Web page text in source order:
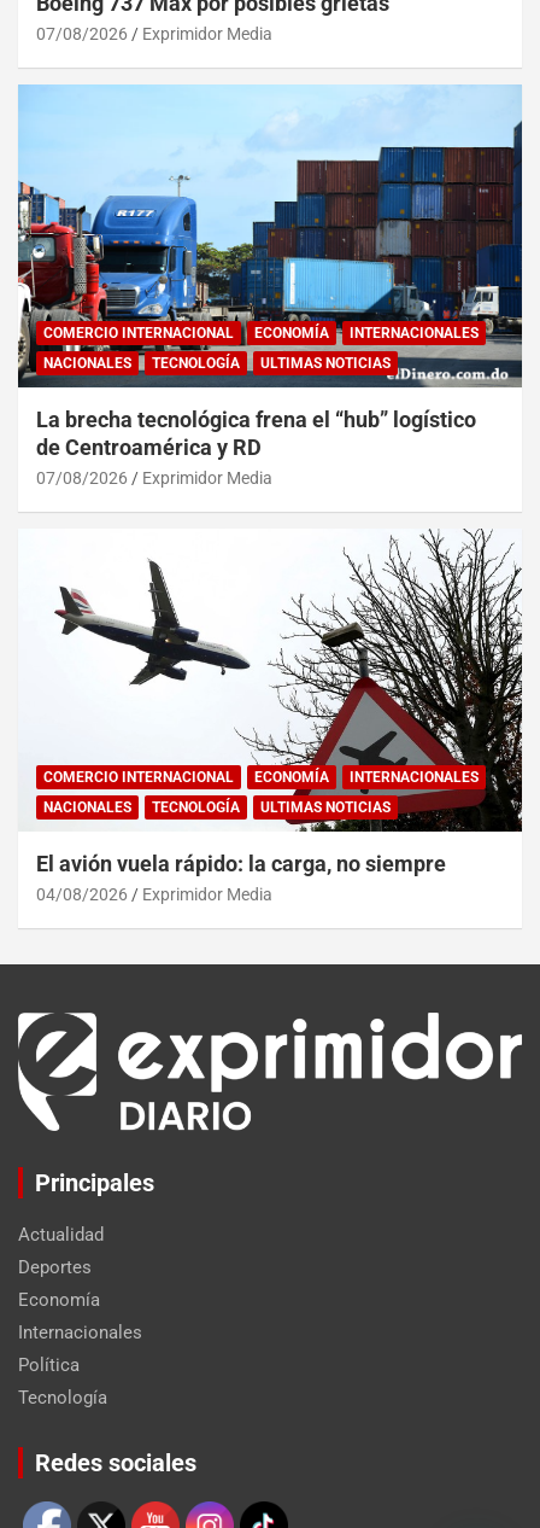
07/08/2026 Exprimidor Media
COMERCIO INTERNACIONAL ECONOMÍA
INTERNACIONALES
NACIONALES
TECNOLOGÍA ULTIMAS NOTICIAS
La brecha tecnológica frena el “hub” logístico
de Centroamérica y RD
07/08/2026 Exprimidor Media
COMERCIO INTERNACIONAL ECONOMÍA
INTERNACIONALES
NACIONALES
TECNOLOGÍA ULTIMAS NOTICIAS
El avión vuela rápido: la carga, no siempre
04/08/2026 Exprimidor Media
Principales
Actualidad
Deportes
Economía
Internacionales
Política
Tecnología
Redes sociales